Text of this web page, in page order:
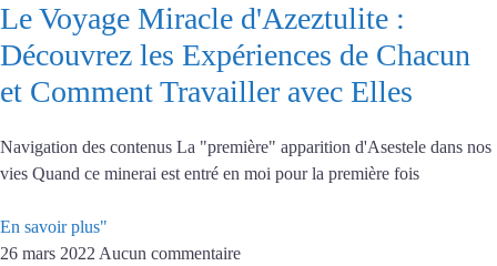
Le Voyage Miracle d'Azeztulite :
Découvrez les Expériences de Chacun
et Comment Travailler avec Elles
Navigation des contenus La "première" apparition d'Asestele dans nos
vies Quand ce minerai est entré en moi pour la première fois
En savoir plus"
26 mars 2022Aucun commentaire